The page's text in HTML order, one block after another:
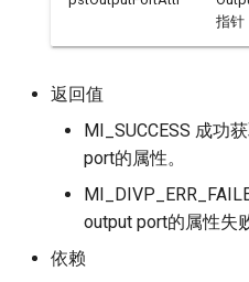
指针
返回值
MI_SUCCESS 成功
port的属性。
output port的属性失
依赖